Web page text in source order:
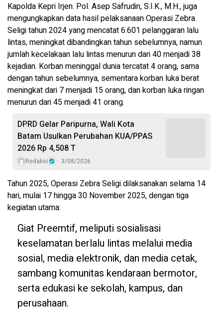
Kapolda Kepri Irjen. Pol. Asep Safrudin, S.I.K., M.H., juga
mengungkapkan data hasil pelaksanaan Operasi Zebra
Seligi tahun 2024 yang mencatat 6.601 pelanggaran lalu
lintas, meningkat dibandingkan tahun sebelumnya, namun
jumlah kecelakaan lalu lintas menurun dari 40 menjadi 38
kejadian. Korban meninggal dunia tercatat 4 orang, sama
dengan tahun sebelumnya, sementara korban luka berat
meningkat dari 7 menjadi 15 orang, dan korban luka ringan
menurun dari 45 menjadi 41 orang.
DPRD Gelar Paripurna, Wali Kota
Batam Usulkan Perubahan KUA/PPAS
2026 Rp 4,508 T
Redaksi 3/08/2026
Tahun 2025, Operasi Zebra Seligi dilaksanakan selama 14
hari, mulai 17 hingga 30 November 2025, dengan tiga
kegiatan utama:
Giat Preemtif, meliputi sosialisasi
keselamatan berlalu lintas melalui media
sosial, media elektronik, dan media cetak,
sambang komunitas kendaraan bermotor,
serta edukasi ke sekolah, kampus, dan
perusahaan.